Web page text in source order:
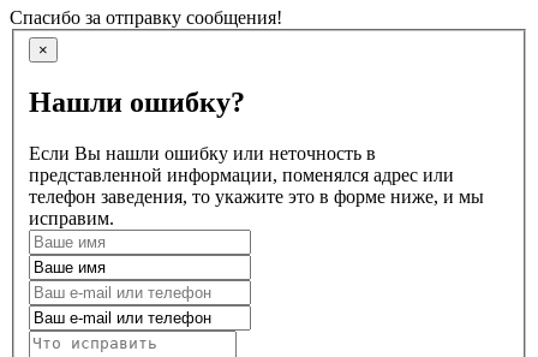
Спасибо за отправку сообщения!
×
Нашли ошибку?
Если Вы нашли ошибку или неточность в
представленной информации, поменялся адрес или
телефон заведения, то укажите это в форме ниже, и мы
исправим.